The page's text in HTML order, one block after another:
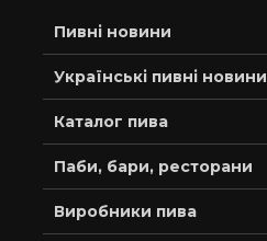
Пивні новини
Українські пивні новини
Каталог пива
Паби, бари, ресторани
Виробники пива